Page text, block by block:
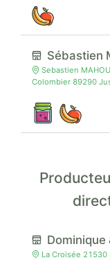
Sébastien
Sebastien
Colombier 89290
Dominique
La Croisée 21530